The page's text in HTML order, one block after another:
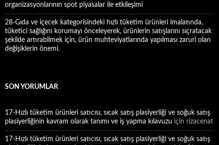
organizasyonlarının spot piyasalar ile etkileşimi
28-Gıda ve içecek kategorisindeki hızlı tüketim ürünleri imalatında,
tüketici sağlığını korumayı önceleyerek, ürünlerin satışlarını sıçratacak
şekilde artırabilmek için, ürün muhteviyatlarında yapılması zaruri olan
değişiklerin önemi.
SON YORUMLAR
17-Hızlı tüketim ürünleri satıcısı, sıcak satış plasiyerliği ve soğuk satış
plasiyerliğinin kavram olarak tanımı ve iş yapma kılavuzu için rizacenat
17-Hızlı tüketim ürünleri satıcısı, sıcak satış plasiyerliği ve soğuk satış